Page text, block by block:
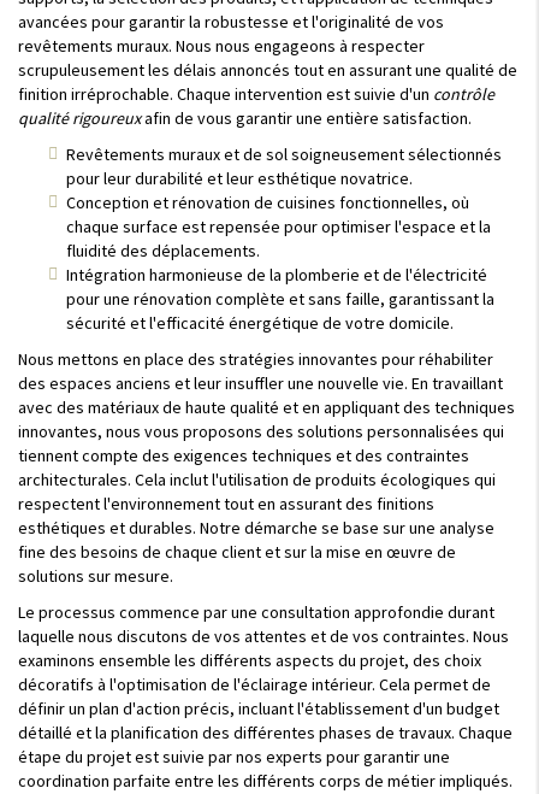
avancées pour garantir la robustesse et l'originalité de vos
revêtements muraux. Nous nous engageons à respecter
scrupuleusement les délais annoncés tout en assurant une qualité de
finition irréprochable. Chaque intervention est suivie d'un contrôle
qualité rigoureuxafin de vous garantir une entière satisfaction.
Revêtements muraux et de sol soigneusement sélectionnés
pour leur durabilité et leur esthétique novatrice.
Conception et rénovation de cuisines fonctionnelles, où
chaque surface est repensée pour optimiser l'espace et la
fluidité des déplacements.
Intégration harmonieuse de la plomberie et de l'électricité
pour une rénovation complète et sans faille, garantissant la
sécurité et l'efficacité énergétique de votre domicile.
Nous mettons en place des stratégies innovantes pour réhabiliter
des espaces anciens et leur insuffler une nouvelle vie. En travaillant
avec des matériaux de haute qualité et en appliquant des techniques
innovantes, nous vous proposons des solutions personnalisées qui
tiennent compte des exigences techniques et des contraintes
architecturales. Cela inclut l'utilisation de produits écologiques qui
respectent l'environnement tout en assurant des finitions
esthétiques et durables. Notre démarche se base sur une analyse
fine des besoins de chaque client et sur la mise en œuvre de
solutions sur mesure.
Le processus commence par une consultation approfondie durant
laquelle nous discutons de vos attentes et de vos contraintes. Nous
examinons ensemble les différents aspects du projet, des choix
décoratifs à l'optimisation de l'éclairage intérieur. Cela permet de
définir un plan d'action précis, incluant l'établissement d'un budget
détaillé et la planification des différentes phases de travaux. Chaque
étape du projet est suivie par nos experts pour garantir une
coordination parfaite entre les différents corps de métier impliqués.